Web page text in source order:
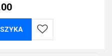
Do